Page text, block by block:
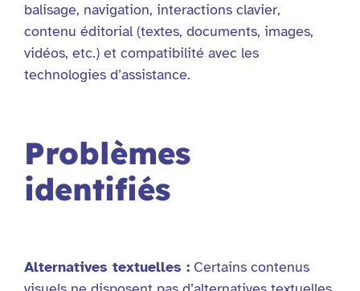
balisage, navigation, interactions clavier,
contenu éditorial (textes, documents, images,
vidéos, etc.) et compatibilité avec les
technologies d’assistance.
Problèmes
identifiés
Alternatives textuelles : Certains contenus